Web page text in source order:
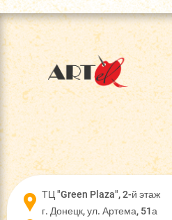
ТЦ "Green Plaza", 2-й этаж
г. Донецк, ул. Артема, 51а